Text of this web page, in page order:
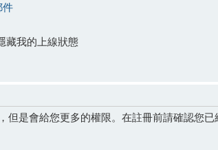
件
藏我的上線狀態
但是會給您更多的權限。在註冊前請確認您